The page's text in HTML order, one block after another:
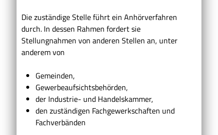
Die zuständige Stelle führt ein Anhörverfahren
durch. In dessen Rahmen fordert sie
Stellungnahmen von anderen Stellen an, unter
anderem von
Gemeinden,
Gewerbeaufsichtsbehörden,
der Industrie- und Handelskammer,
den zuständigen Fachgewerkschaften und
Fachverbänden